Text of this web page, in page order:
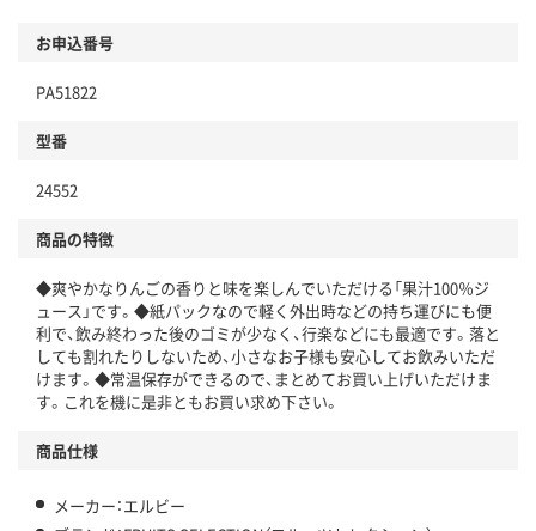
お申込番号
PA51822
型番
24552
商品の特徴
◆爽やかなりんごの香りと味を楽しんでいただける「果汁100％ジ
ュース」です。◆紙パックなので軽く外出時などの持ち運びにも便
利で、飲み終わった後のゴミが少なく、行楽などにも最適です。落と
しても割れたりしないため、小さなお子様も安心してお飲みいただ
けます。◆常温保存ができるので、まとめてお買い上げいただけま
す。これを機に是非ともお買い求め下さい。
商品仕様
メーカー：エルビー